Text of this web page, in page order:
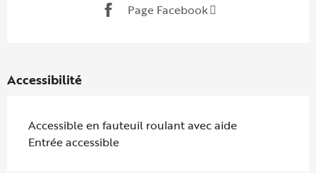
Page Facebook
Accessibilité
Accessible en fauteuil roulant avec aide
Entrée accessible